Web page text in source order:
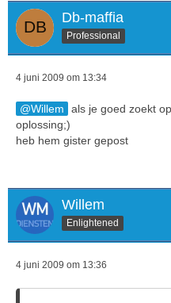
Db-maffia
Professional
4 juni 2009 om 13:34
Willem
als je goed zoekt
oplossing;)
heb hem gister gepost
Willem
Enlightened
4 juni 2009 om 13:36